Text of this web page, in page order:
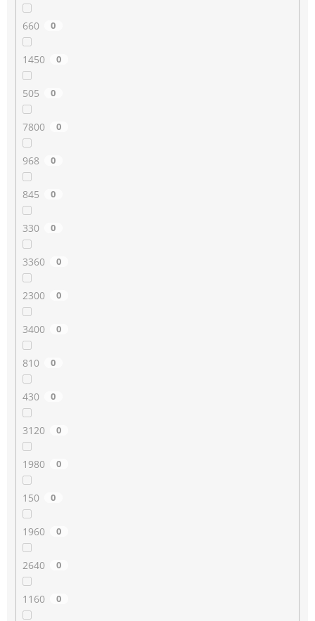
660 0
1450 0
505 0
7800 0
968 0
845 0
330 0
3360 0
2300 0
3400 0
810 0
430 0
3120 0
1980 0
150 0
1960 0
2640 0
1160 0